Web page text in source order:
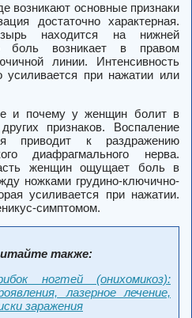
возникают основные признаки
достаточно характерная.
находится на нижней
боль возникает в правом
линии. Интенсивность
усиливается при нажатии или
и почему у женщин болит в
признаков. Воспаление
приводит к раздражению
диафрагмального нерва.
женщин ощущает боль в
ножками грудино-ключично-
усиливается при нажатии.
симптомом.
также:
ногтей (онихомикоз):
лазерное лечение,
заражения